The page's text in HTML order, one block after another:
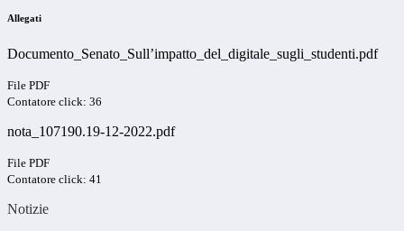
Allegati
Documento_Senato_Sull’impatto_del_digitale_sugli_studenti.pdf
File PDF
Contatore click: 36
nota_107190.19-12-2022.pdf
File PDF
Contatore click: 41
Notizie